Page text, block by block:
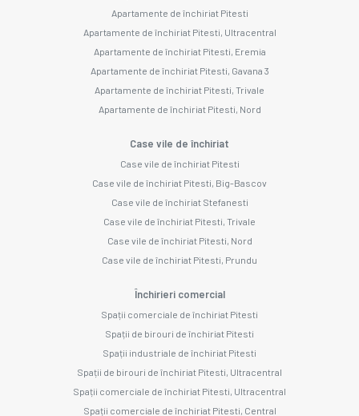
Apartamente de închiriat Pitesti
Apartamente de închiriat Pitesti, Ultracentral
Apartamente de închiriat Pitesti, Eremia
Apartamente de închiriat Pitesti, Gavana 3
Apartamente de închiriat Pitesti, Trivale
Apartamente de închiriat Pitesti, Nord
Case vile de închiriat
Case vile de închiriat Pitesti
Case vile de închiriat Pitesti, Big-Bascov
Case vile de închiriat Stefanesti
Case vile de închiriat Pitesti, Trivale
Case vile de închiriat Pitesti, Nord
Case vile de închiriat Pitesti, Prundu
Închirieri comercial
Spații comerciale de închiriat Pitesti
Spații de birouri de închiriat Pitesti
Spații industriale de închiriat Pitesti
Spații de birouri de închiriat Pitesti, Ultracentral
Spații comerciale de închiriat Pitesti, Ultracentral
Spații comerciale de închiriat Pitesti, Central